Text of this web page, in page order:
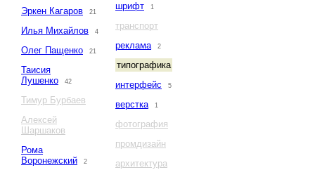
Эркен Кагаров
21
Илья Михайлов 4
Олег Пащенко 21
Таисия
Лушенко
42
Тимур Бурбаев
Алексей
Шаршаков
Рома
Воронежский
2
шрифт
1
транспорт
реклама
2
типографика
интерфейс
5
верстка 1
фотография
промдизайн
архитектура